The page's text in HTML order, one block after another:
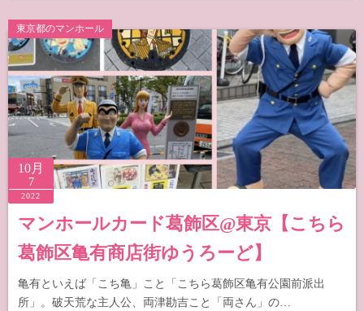
東京都のマンホール
10月
7
2022
マンホールカード葛飾区@東京【こちら
葛飾区亀有商店街ゆうろーど】
亀有といえば「こち亀」こと「こちら葛飾区亀有公園前派出
所」。破天荒な主人公、両津勘吉こと「両さん」の…